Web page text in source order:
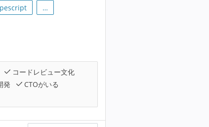
…
コードレビュー文化
発
CTOがいる